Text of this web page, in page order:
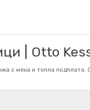
| Otto
с мека и топла подплата.